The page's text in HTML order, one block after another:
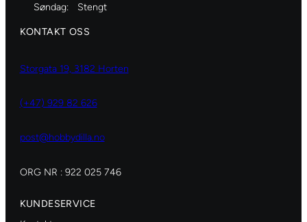
Søndag: Stengt
KONTAKT OSS
Storgata 19, 3182 Horten
(+47) 929 82 626
post@hobbydilla.no
ORG NR : 922 025 746
KUNDESERVICE